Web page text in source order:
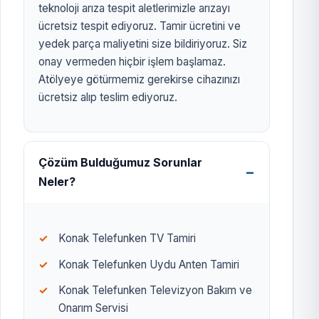
teknoloji arıza tespit aletlerimizle arızayı
ücretsiz tespit ediyoruz. Tamir ücretini ve
yedek parça maliyetini size bildiriyoruz. Siz
onay vermeden hiçbir işlem başlamaz.
Atölyeye götürmemiz gerekirse cihazınızı
ücretsiz alıp teslim ediyoruz.
Çözüm Bulduğumuz Sorunlar
Neler?
Konak Telefunken TV Tamiri
Konak Telefunken Uydu Anten Tamiri
Konak Telefunken Televizyon Bakım ve
Onarım Servisi